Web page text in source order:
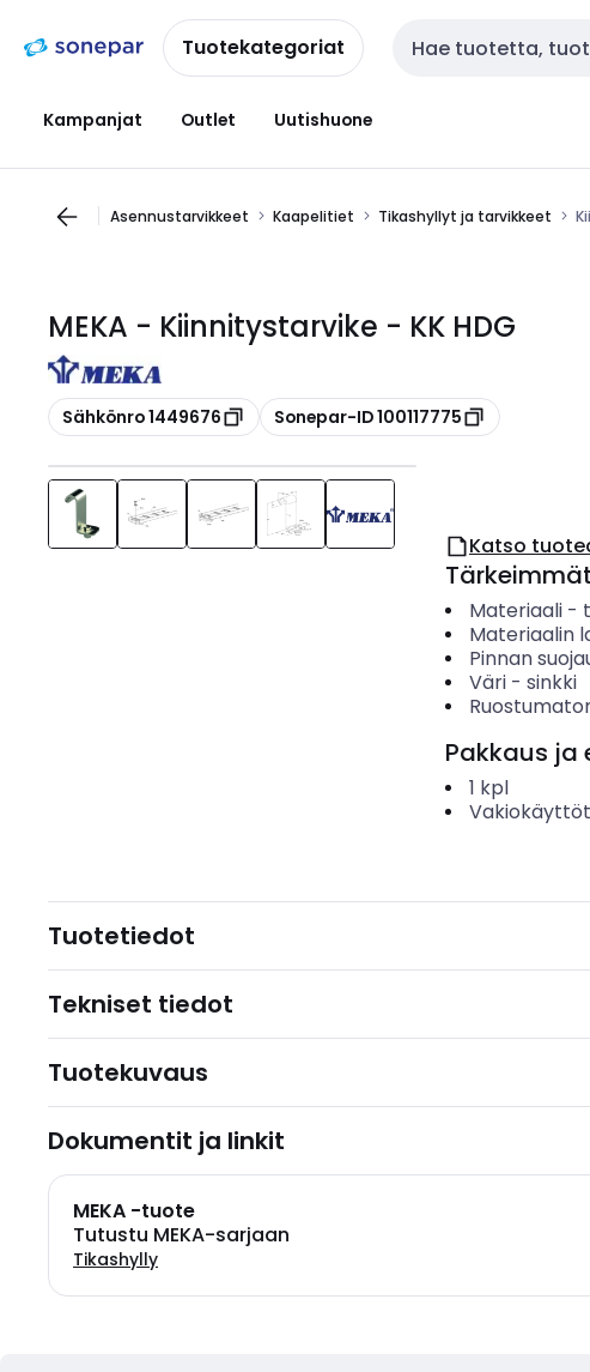
navigointiinsisältöönTuotekategoriat Haku
Kampanjat Outlet Uutishuone
Asennustarvikkeet Kaapelitiet Tikashyllyt ja tarvikkeet
MEKA - Kiinnitystarvike - KK HDG
Kopioi
Sähkönro 1449676 Kopioi
Sonepar-ID 100117775
Katso
Materiaali-
Materiaalin
Pinnan
Väri- sinkki
Pakkaus ja
1 kpl
Tuotetiedot
Tekniset tiedot
Tuotekuvaus
Dokumentit ja linkit
MEKA -tuote
Tutustu MEKA-sarjaan
Tikashylly